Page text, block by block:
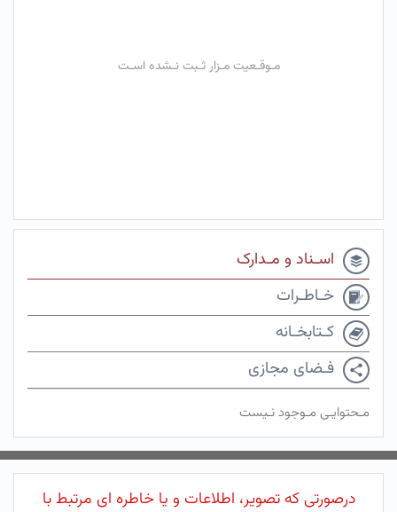
مـوقـعیت مـزار ثـبت نـشده اسـت
اسـناد و مـدارک
خـاطـرات
کـتابخـانه
فـضای مجازی
مـحتوایـی مـوجود نـیست
درصورتی که تصویر، اطلاعات و یا خاطره ای مرتبط با